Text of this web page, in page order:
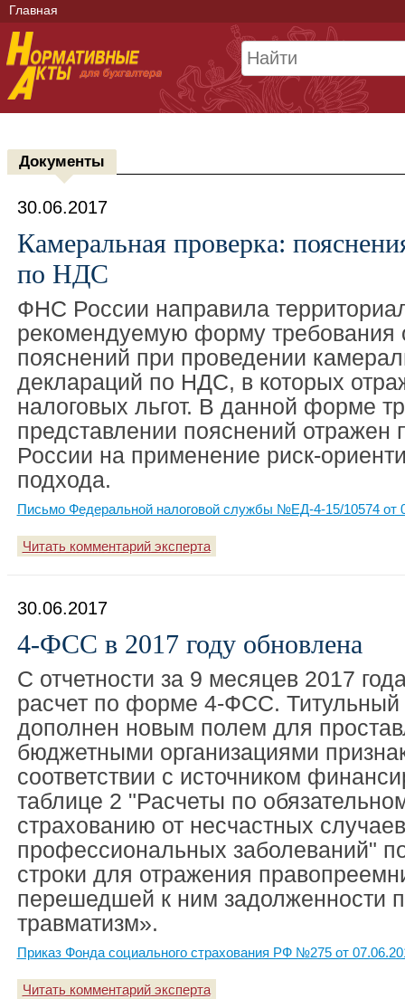
Главная
Документы
30.06.2017
Камеральная проверка:
по НДС
ФНС России направила
рекомендуемую форму требования
пояснений при проведении
деклараций по НДС, в которых
налоговых льгот. В данной форме
представлении пояснений
России на применение риск-
подхода.
Письмо Федеральной налоговой службы №ЕД-4-15/10574 от
Читать комментарий эксперта
30.06.2017
4-ФСС в 2017 году обновлена
С отчетности за 9 месяцев 2017
расчет по форме 4-ФСС. Титульный
дополнен новым полем для
бюджетными организациями
соответствии с источником
таблице 2 "Расчеты по
страхованию от несчастных
профессиональных заболеваний"
строки для отражения
перешедшей к ним задолженности
травматизм».
Приказ Фонда социального страхования РФ №275 от
Читать комментарий эксперта